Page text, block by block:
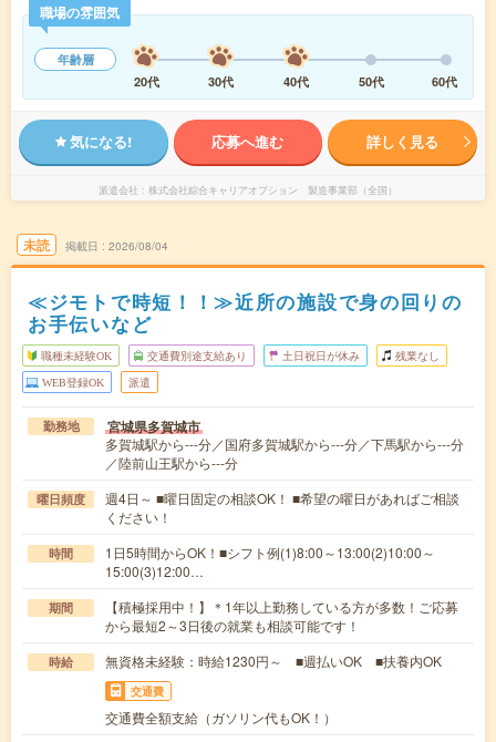
職場の雰囲気
年齢層
20代
30代 40代 50代 60代
気になる! 応募へ進む 詳しく見る
派遣会社 株式会社綜合キャリアオプション 製造事業部（全国）
未読 掲載日 2026/08/04
≪ジモトで時短！！≫近所の施設で身の回りの
お手伝いなど
職種未経験OK 交通費別途支給あり 土日祝日が休み 残業なし
WEB登録OK 派遣
勤務地 宮城県多賀城市
多賀城駅から---分／国府多賀城駅から---分／下馬駅から---分
／陸前山王駅から---分
曜日頻度
週4日～ ■曜日固定の相談OK！ ■希望の曜日があればご相談
ください！
時間
1日5時間からOK！■シフト例(1)8:00～13:00(2)10:00～
15:00(3)12:00…
期間
【積極採用中！】＊1年以上勤務している方が多数！ご応募
から最短2～3日後の就業も相談可能です！
時給 無資格未経験：時給1230円～ ■週払いOK ■扶養内OK
交通費
交通費全額支給（ガソリン代もOK！）